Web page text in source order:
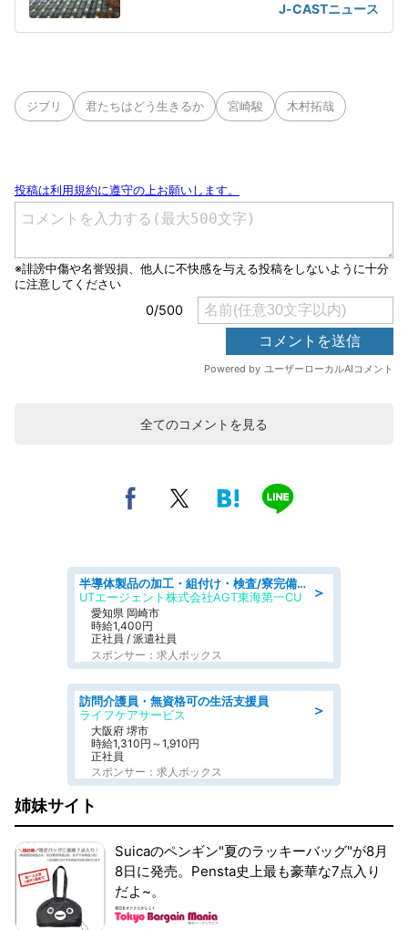
J-CASTニュース
ジブリ 君たちはどう生きるか 宮崎駿 木村拓哉
全てのコメントを見る
＞
半導体製品の加工・組付け・検査/寮完備/日勤/日払い/工場・製造
UTエージェント株式会社AGT東海第一CU
愛知県 岡崎市
時給1,400円
正社員 / 派遣社員
スポンサー：求人ボックス
＞
訪問介護員・無資格可の生活支援員
ライフケアサービス
大阪府 堺市
時給1,310円～1,910円
正社員
スポンサー：求人ボックス
姉妹サイト
Suicaのペンギン"夏のラッキーバッグ"が8月
8日に発売。Pensta史上最も豪華な7点入り
だよ~。